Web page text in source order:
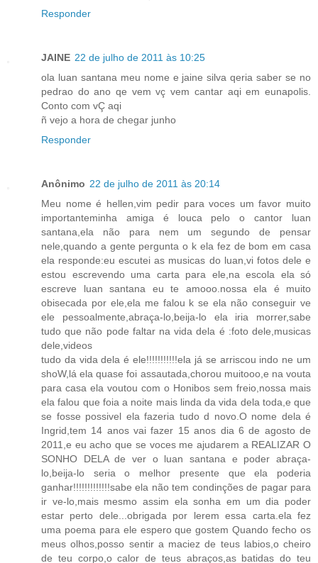
Responder
JAINE 22 de julho de 2011 às 10:25
ola luan santana meu nome e jaine silva qeria saber se no
pedrao do ano qe vem vç vem cantar aqi em eunapolis.
Conto com vÇ aqi
ñ vejo a hora de chegar junho
Responder
Anônimo 22 de julho de 2011 às 20:14
Meu nome é hellen,vim pedir para voces um favor muito
importanteminha amiga é louca pelo o cantor luan
santana,ela não para nem um segundo de pensar
nele,quando a gente pergunta o k ela fez de bom em casa
ela responde:eu escutei as musicas do luan,vi fotos dele e
estou escrevendo uma carta para ele,na escola ela só
escreve luan santana eu te amooo.nossa ela é muito
obisecada por ele,ela me falou k se ela não conseguir ve
ele pessoalmente,abraça-lo,beija-lo ela iria morrer,sabe
tudo que não pode faltar na vida dela é :foto dele,musicas
dele,videos
tudo da vida dela é ele!!!!!!!!!!!ela já se arriscou indo ne um
shoW,lá ela quase foi assautada,chorou muitooo,e na vouta
para casa ela voutou com o Honibos sem freio,nossa mais
ela falou que foia a noite mais linda da vida dela toda,e que
se fosse possivel ela fazeria tudo d novo.O nome dela é
Ingrid,tem 14 anos vai fazer 15 anos dia 6 de agosto de
2011,e eu acho que se voces me ajudarem a REALIZAR O
SONHO DELA de ver o luan santana e poder abraça-
lo,beija-lo seria o melhor presente que ela poderia
ganhar!!!!!!!!!!!!!sabe ela não tem condinções de pagar para
ir ve-lo,mais mesmo assim ela sonha em um dia poder
estar perto dele...obrigada por lerem essa carta.ela fez
uma poema para ele espero que gostem Quando fecho os
meus olhos,posso sentir a maciez de teus labios,o cheiro
de teu corpo,o calor de teus abraços,as batidas do teu